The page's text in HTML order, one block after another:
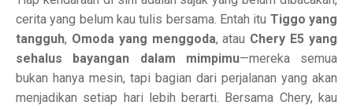
cerita yang belum kau tulis bersama. Entah itu Tiggo yang
tangguh, Omoda yang menggoda, atau Chery E5 yang
sehalus bayangan dalam mimpimu—mereka semua
bukan hanya mesin, tapi bagian dari perjalanan yang akan
menjadikan setiap hari lebih berarti. Bersama Chery, kau